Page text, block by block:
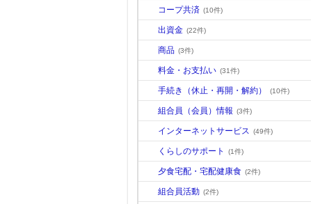
コープ共済 (10件)
出資金 (22件)
商品 (3件)
料金・お支払い (31件)
手続き（休止・再開・解約） (10件)
組合員（会員）情報 (3件)
インターネットサービス (49件)
くらしのサポート (1件)
夕食宅配・宅配健康食 (2件)
組合員活動 (2件)